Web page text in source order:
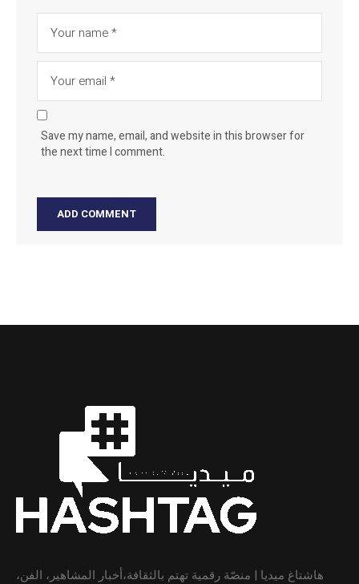
Save my name, email, and website in this browser for
the next time I comment.
هاشتاغ ميديا | منصّة رقمية تهتم بالثقافة،أخبار المشاهير، الفن،